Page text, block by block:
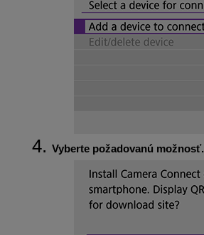
Vyberte požadovanú možnosť.